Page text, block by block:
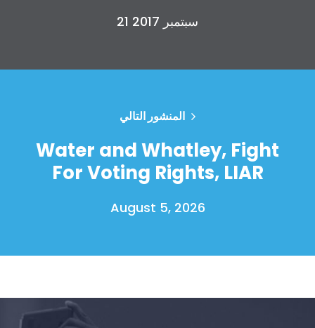
Shop
21 سبتمبر 2017
المنشور التالي
Water and Whatley, Fight
For Voting Rights, LIAR
August 5, 2026